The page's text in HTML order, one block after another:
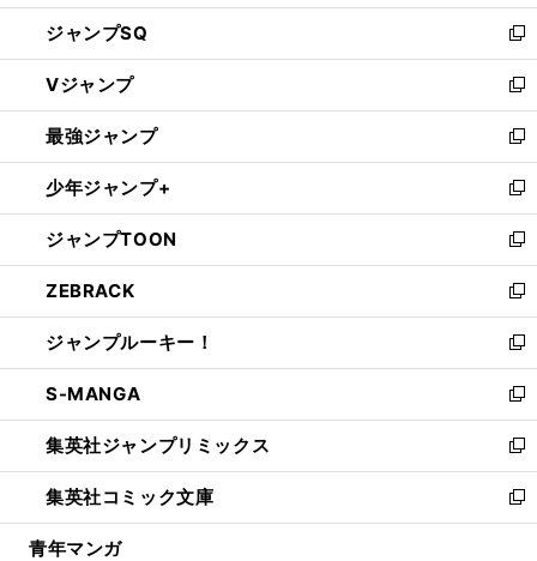
し
い
ウ
ィ
ン
ド
ウ
で
開
く
ジャンプSQ
新
し
い
ウ
ィ
ン
ド
ウ
で
開
く
Vジャンプ
新
し
い
ウ
ィ
ン
ド
ウ
で
開
く
最強ジャンプ
新
し
い
ウ
ィ
ン
ド
ウ
で
開
く
少年ジャンプ+
新
し
い
ウ
ィ
ン
ド
ウ
で
開
く
ジャンプTOON
新
し
い
ウ
ィ
ン
ド
ウ
で
開
く
ZEBRACK
新
し
い
ウ
ィ
ン
ド
ウ
で
開
ジャンプルーキー！
新
し
い
ウ
ィ
ン
ド
ウ
S-MANGA
新
し
い
ウ
ィ
ン
集英社ジャンプリミックス
新
し
い
ウ
集英社コミック文庫
新
し
青年マンガ